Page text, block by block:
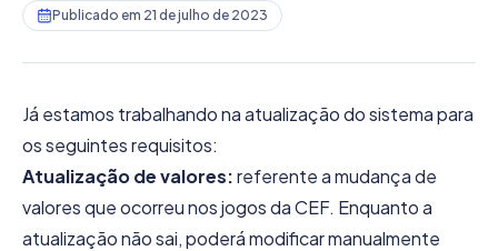
Publicado em 21 de julho de 2023
Já estamos trabalhando na atualização do sistema para
os seguintes requisitos:
Atualização de valores:referente a mudança de
valores que ocorreu nos jogos da CEF. Enquanto a
atualização não sai, poderá modificar manualmente